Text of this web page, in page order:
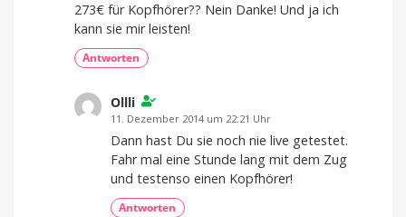
273€ für Kopfhörer?? Nein Danke! Und ja ich
kann sie mir leisten!
Antworten
Ollli
11. Dezember 2014 um 22:21 Uhr
Dann hast Du sie noch nie live getestet.
Fahr mal eine Stunde lang mit dem Zug
und testenso einen Kopfhörer!
Antworten